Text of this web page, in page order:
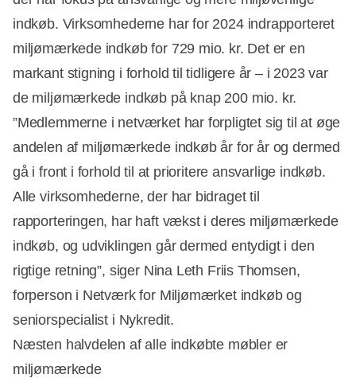
indkøb. Virksomhederne har for 2024 indrapporteret
miljømærkede indkøb for 729 mio. kr. Det er en
markant stigning i forhold til tidligere år – i 2023 var
de miljømærkede indkøb på knap 200 mio. kr.
”Medlemmerne i netværket har forpligtet sig til at øge
andelen af miljømærkede indkøb år for år og dermed
gå i front i forhold til at prioritere ansvarlige indkøb.
Alle virksomhederne, der har bidraget til
rapporteringen, har haft vækst i deres miljømærkede
indkøb, og udviklingen går dermed entydigt i den
rigtige retning”, siger Nina Leth Friis Thomsen,
forperson i Netværk for Miljømærket indkøb og
seniorspecialist i Nykredit.
Næsten halvdelen af alle indkøbte møbler er
miljømærkede